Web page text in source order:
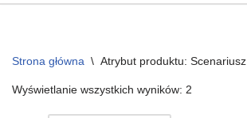
Strona główna \ Atrybut produktu: Scenariusz
Wyświetlanie wszystkich wyników: 2